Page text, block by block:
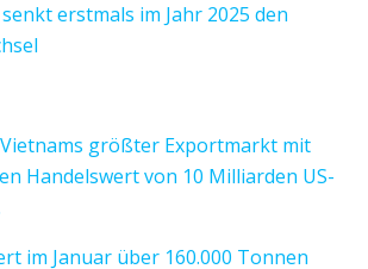
erstmals im Jahr 2025 den
Vietnams größter Exportmarkt mit
Handelswert von 10 Milliarden US-
im Januar über 160.000 Tonnen